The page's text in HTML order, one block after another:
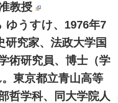
教授
ゆうすけ、1976年7
研究家、法政大学国
術研究員、博士（学
東京都立青山高等
哲学科、同大学院人